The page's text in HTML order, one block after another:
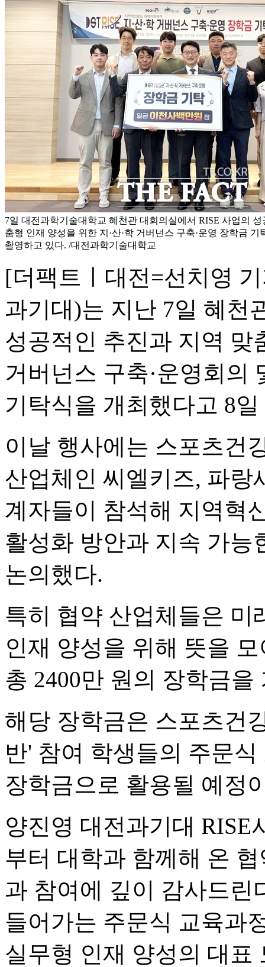
7일 대전과학기술대학교 혜천관 대회의실에서 RISE 사업의
춤형 인재 양성을 위한 지·산·학 거버넌스 구축·운영 장학금
촬영하고 있다. /대전과학기술대학교
[더팩트ㅣ대전=선치영
과기대)는 지난 7일 혜천
성공적인 추진과 지역 맞
거버넌스 구축·운영회의
기탁식을 개최했다고 8
이날 행사에는 스포츠건
산업체인 씨엘키즈, 파랑
계자들이 참석해 지역혁
활성화 방안과 지속 가능
논의했다.
특히 협약 산업체들은 미
인재 양성을 위해 뜻을
총 2400만 원의 장학금
해당 장학금은 스포츠건
반' 참여 학생들의 주문
장학금으로 활용될 예정
양진영 대전과기대 RISE
부터 대학과 함께해 온
과 참여에 깊이 감사드
들어가는 주문식 교육과
실무형 인재 양성의 대표